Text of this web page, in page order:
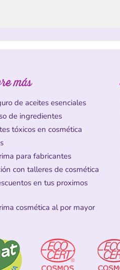
más
de aceites esenciales
de ingredientes
tóxicos en cosmética
para fabricantes
con talleres de cosmética
en tus proximos
cosmética al por mayor